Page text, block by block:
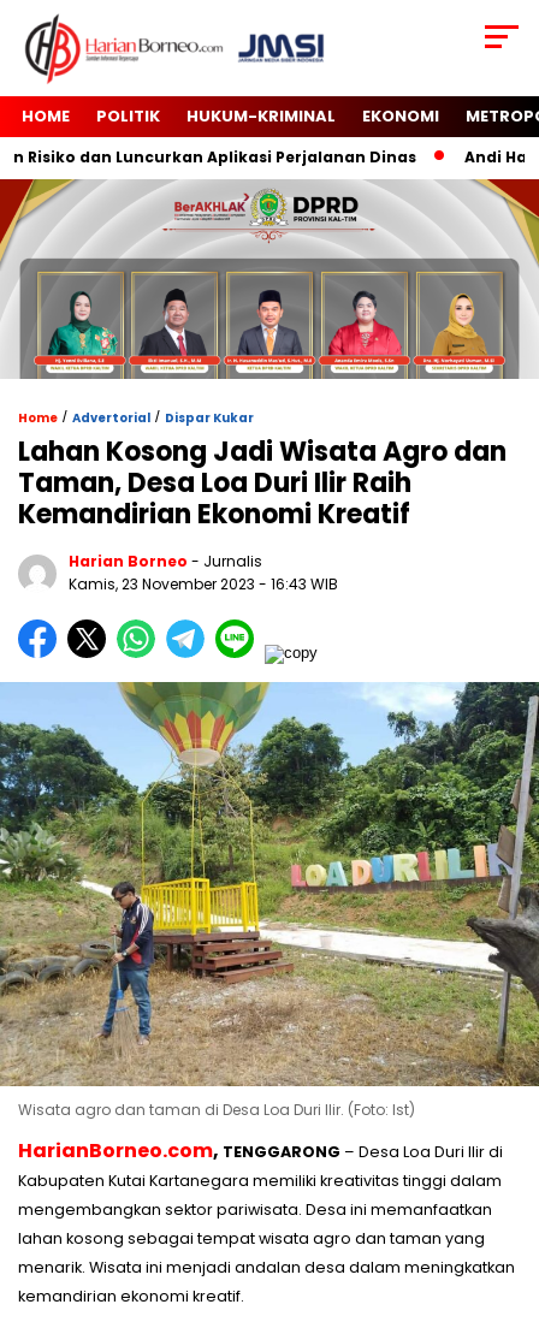
HOME POLITIK HUKUM-KRIMINAL EKONOMI
dan Luncurkan Aplikasi Perjalanan Dinas Andi Harun
Home / Advertorial / Dispar Kukar
Lahan Kosong Jadi Wisata Agro dan
Taman, Desa Loa Duri Ilir Raih
Kemandirian Ekonomi Kreatif
Harian Borneo - Jurnalis
Kamis, 23 November 2023 - 16:43 WIB
Wisata agro dan taman di Desa Loa Duri Ilir. (Foto: Ist)
HarianBorneo.com, TENGGARONG – Desa Loa Duri Ilir di
Kabupaten Kutai Kartanegara memiliki kreativitas tinggi dalam
mengembangkan sektor pariwisata. Desa ini memanfaatkan
lahan kosong sebagai tempat wisata agro dan taman yang
menarik. Wisata ini menjadi andalan desa dalam meningkatkan
kemandirian ekonomi kreatif.